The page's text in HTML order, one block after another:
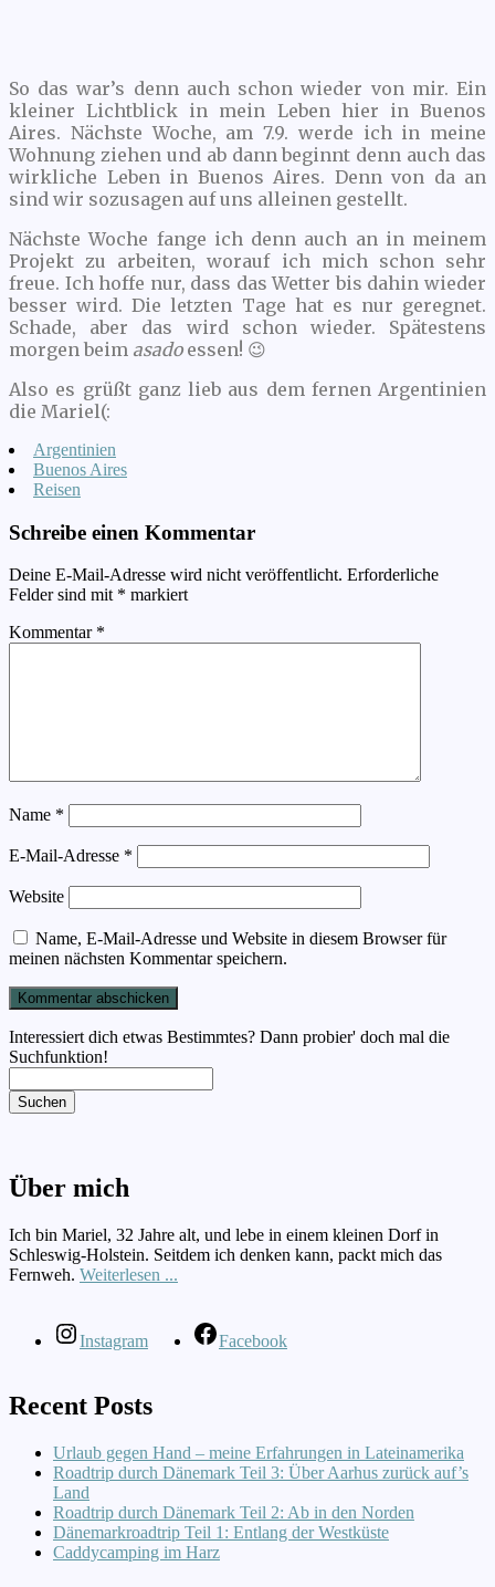
So das war’s denn auch schon wieder von mir. Ein
kleiner Lichtblick in mein Leben hier in Buenos
Aires. Nächste Woche, am 7.9. werde ich in meine
Wohnung ziehen und ab dann beginnt denn auch das
wirkliche Leben in Buenos Aires. Denn von da an
sind wir sozusagen auf uns alleinen gestellt.
Nächste Woche fange ich denn auch an in meinem
Projekt zu arbeiten, worauf ich mich schon sehr
freue. Ich hoffe nur, dass das Wetter bis dahin wieder
besser wird. Die letzten Tage hat es nur geregnet.
Schade, aber das wird schon wieder. Spätestens
morgen beim asado essen! 😉
Also es grüßt ganz lieb aus dem fernen Argentinien
die Mariel(:
Argentinien
Buenos Aires
Reisen
Schreibe einen Kommentar
Deine E-Mail-Adresse wird nicht veröffentlicht. Erforderliche
Felder sind mit * markiert
Kommentar *
Name *
E-Mail-Adresse *
Website
Name, E-Mail-Adresse und Website in diesem Browser für
meinen nächsten Kommentar speichern.
Interessiert dich etwas Bestimmtes? Dann probier' doch mal die
Suchfunktion!
Suchen
Über mich
Ich bin Mariel, 32 Jahre alt, und lebe in einem kleinen Dorf in
Schleswig-Holstein. Seitdem ich denken kann, packt mich das
Fernweh. Weiterlesen ...
Instagram Facebook
Recent Posts
Urlaub gegen Hand – meine Erfahrungen in Lateinamerika
Roadtrip durch Dänemark Teil 3: Über Aarhus zurück auf’s
Land
Roadtrip durch Dänemark Teil 2: Ab in den Norden
Dänemarkroadtrip Teil 1: Entlang der Westküste
Caddycamping im Harz